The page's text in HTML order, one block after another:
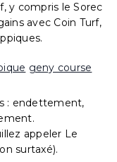
y compris le Sorec
avec Coin Turf,
geny course
: endettement,
appeler Le
surtaxé).